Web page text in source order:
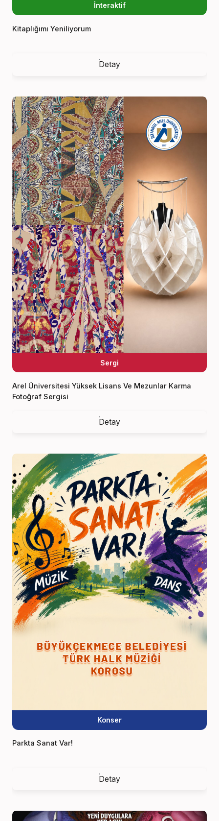
İnteraktif
Kitaplığımı Yeniliyorum
Detay
Sergi
Arel Üniversitesi Yüksek Lisans Ve Mezunlar Karma
Fotoğraf Sergisi
Detay
Konser
Parkta Sanat Var!
Detay